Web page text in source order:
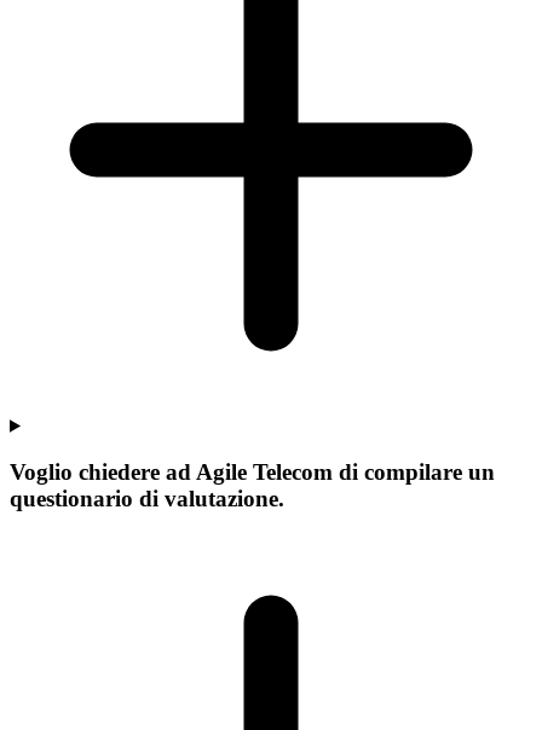
Voglio chiedere ad Agile Telecom di compilare un
questionario di valutazione.